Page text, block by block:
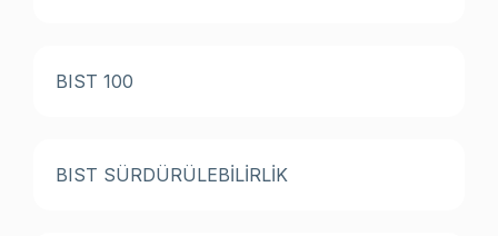
BIST 100
BIST SÜRDÜRÜLEBİLİRLİK